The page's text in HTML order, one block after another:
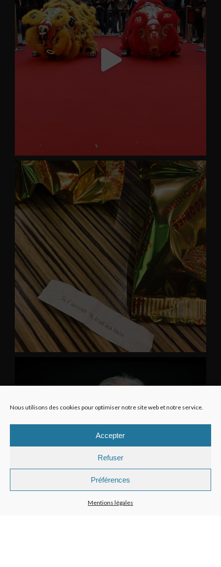
Nous utilisons des cookies pour optimiser notre site web et notre service.
Accepter
Refuser
Préférences
Mentions légales